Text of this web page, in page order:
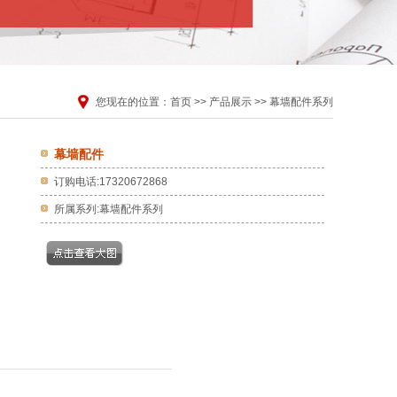
您现在的位置： 首页 >> 产品展示 >> 幕墙配件系列
幕墙配件
订购电话:17320672868
所属系列:幕墙配件系列